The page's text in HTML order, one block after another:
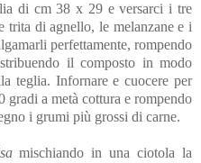
di cm 38 x 29 e versarci i tre
trita di agnello, le melanzane e i
perfettamente, rompendo
il composto in modo
teglia. Infornare e cuocere per
a metà cottura e rompendo
i grumi più grossi di carne.
mischiando in una ciotola la